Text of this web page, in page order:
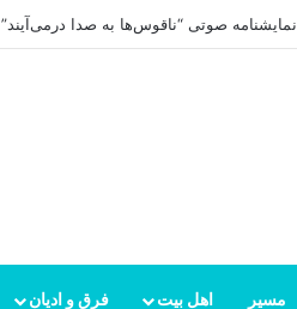
نمایشنامه صوتی “ناقوس‌ها به صدا در‌می‌آیند”
مسیر اهل بیت فرق و ادیان